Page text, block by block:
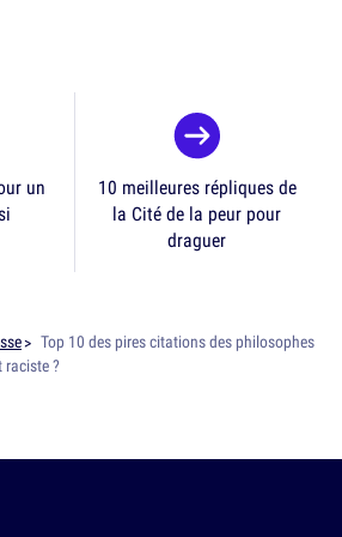
un
10 meilleures répliques de
la Cité de la peur pour
draguer
Top 10 des pires citations des philosophes
raciste ?